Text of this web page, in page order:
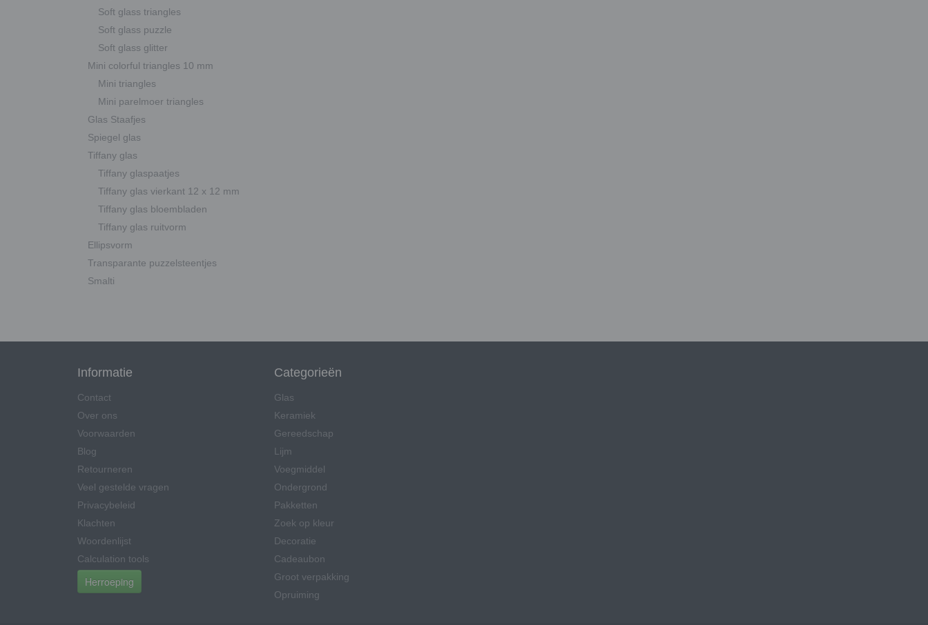
Soft glass triangles
Soft glass puzzle
Soft glass glitter
Mini colorful triangles 10 mm
Mini triangles
Mini parelmoer triangles
Glas Staafjes
Spiegel glas
Tiffany glas
Tiffany glaspaatjes
Tiffany glas vierkant 12 x 12 mm
Tiffany glas bloembladen
Tiffany glas ruitvorm
Ellipsvorm
Transparante puzzelsteentjes
Smalti
Informatie
Contact
Over ons
Voorwaarden
Blog
Retourneren
Veel gestelde vragen
Privacybeleid
Klachten
Woordenlijst
Calculation tools
Herroeping
Categorieën
Glas
Keramiek
Gereedschap
Lijm
Voegmiddel
Ondergrond
Pakketten
Zoek op kleur
Decoratie
Cadeaubon
Groot verpakking
Opruiming